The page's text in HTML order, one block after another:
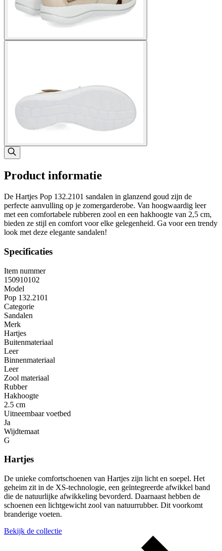
Product informatie
De Hartjes Pop 132.2101 sandalen in glanzend goud zijn de
perfecte aanvulling op je zomergarderobe. Van hoogwaardig leer
met een comfortabele rubberen zool en een hakhoogte van 2,5 cm,
bieden ze stijl en comfort voor elke gelegenheid. Ga voor een trendy
look met deze elegante sandalen!
Specificaties
Item nummer
150910102
Model
Pop 132.2101
Categorie
Sandalen
Merk
Hartjes
Buitenmateriaal
Leer
Binnenmateriaal
Leer
Zool materiaal
Rubber
Hakhoogte
2.5 cm
Uitneembaar voetbed
Ja
Wijdtemaat
G
Hartjes
De unieke comfortschoenen van Hartjes zijn licht en soepel. Het
geheim zit in de XS-technologie, een geïntegreerde afwikkel band
die de natuurlijke afwikkeling bevorderd. Daarnaast hebben de
schoenen een lichtgewicht zool van natuurrubber. Dit voorkomt
branderige voeten.
Bekijk de collectie